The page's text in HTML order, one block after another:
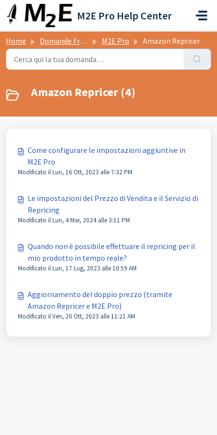
Salta al contenuto principale
M2E Pro Help Center
Home Domande Frequenti (FAQ) M2E Pro Amazon Repricer
Amazon Repricer (4)
Come configurare le impostazioni aggiuntive in
M2E Pro
Modificato il Lun, 16 Ott, 2023 alle 7:32 PM
Le impostazioni del Prezzo di Vendita e il Servizio di
Repricing
Modificato il Lun, 4 Mar, 2024 alle 3:11 PM
Quando non è possibile effettuare il repricing per il
mio prodotto in tempo reale?
Modificato il Lun, 17 Lug, 2023 alle 10:59 AM
Aggiornamento del doppio prezzo (tramite
Amazon Repricer e M2E Pro)
Modificato il Ven, 20 Ott, 2023 alle 11:21 AM